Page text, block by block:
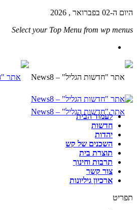
היום ה-02 בפברואר , 2026
Select your Top Menu from wp menus
לעמוד הבית
חדשות
יהדות
השכנים של קש
תוצרת בית
תרבות וחינוך
צור קשר
ארכיון גיליונות
תפריט